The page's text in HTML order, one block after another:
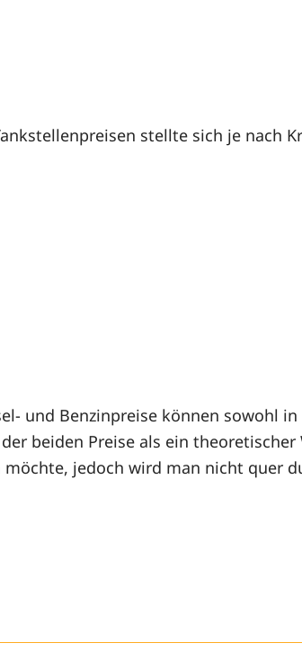
stellte sich je nach
und Benzinpreise können sowohl
beiden Preise als ein
jedoch wird man nicht quer